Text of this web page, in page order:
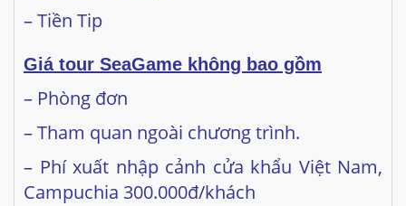
– Tiền Tip
Giá tour SeaGame không bao gồm
– Phòng đơn
– Tham quan ngoài chương trình.
– Phí xuất nhập cảnh cửa khẩu Việt Nam,
Campuchia 300.000đ/khách